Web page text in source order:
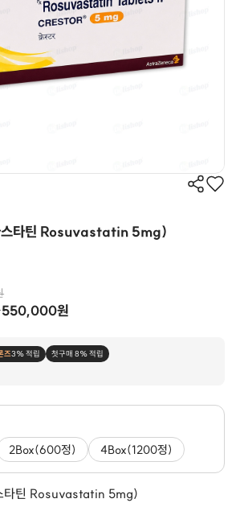
스타틴 Rosuvastatin 5mg)
원
즈3% 적립 첫구매 8% 적립
2Box(600정) 4Box(1200정)
타틴 Rosuvastatin 5mg)